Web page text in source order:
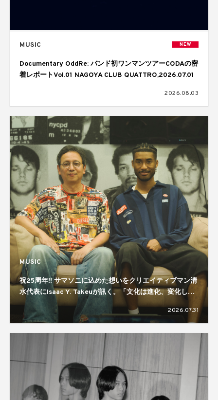
MUSIC NEW
Documentary OddRe: バンド初ワンマンツアーCODAの密
着レポートVol.01 NAGOYA CLUB QUATTRO,2026.07.01
2026.08.03
MUSIC
祝25周年!! サマソニに込めた想いをクリエイティブマン清
水代表にIsaac Y. Takeuが訊く。「文化は進化、変化して
いくもの」「規模感が大事」
2026.07.31